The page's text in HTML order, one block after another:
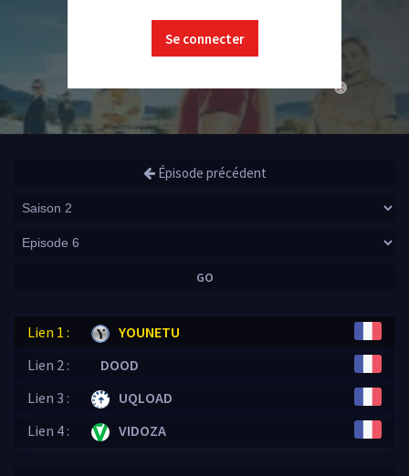
close
Se connecter
Épisode précédent
GO
Lien 1 :
YOUNETU
Lien 2 :
DOOD
Lien 3 :
UQLOAD
Lien 4 :
VIDOZA